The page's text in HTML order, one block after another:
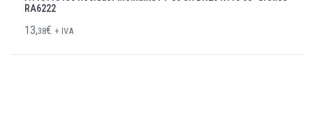
RA6222
13,38€ + IVA